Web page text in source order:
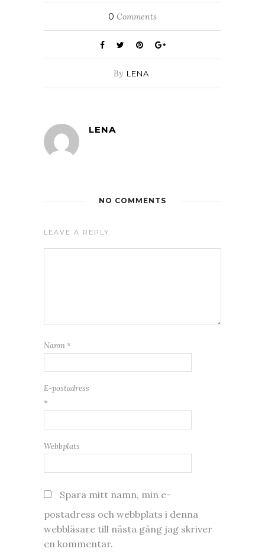
0 Comments
By LENA
LENA
NO COMMENTS
LEAVE A REPLY
Namn *
E-postadress
*
Webbplats
Spara mitt namn, min e-
postadress och webbplats i denna
webbläsare till nästa gång jag skriver
en kommentar.